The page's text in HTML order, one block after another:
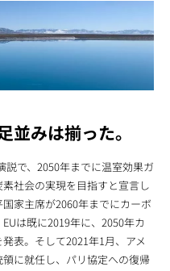
並みは揃った。
で、2050年までに温室効果ガ
社会の実現を目指すと宣言し
家主席が2060年までにカーボ
は既に2019年に、2050年カ
表。そして2021年1月、アメ
に就任し、パリ協定への復帰